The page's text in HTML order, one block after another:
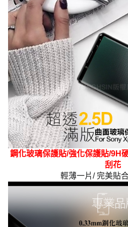
鋼化玻璃保護貼/強化保護貼/9H
刮花
輕薄一片/ 完美貼